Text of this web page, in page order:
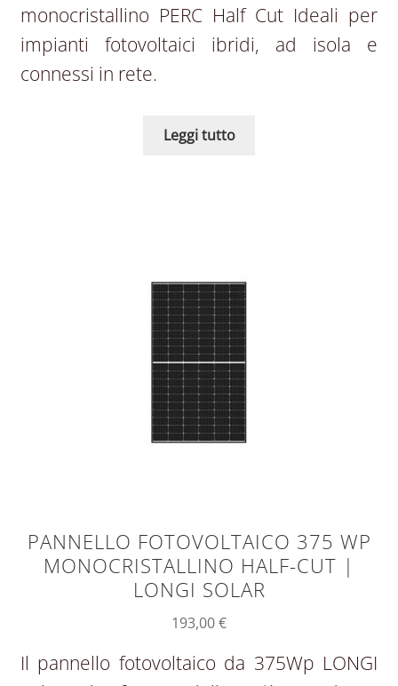
monocristallino PERC Half Cut Ideali per
impianti fotovoltaici ibridi, ad isola e
connessi in rete.
Leggi tutto
PANNELLO FOTOVOLTAICO 375 WP
MONOCRISTALLINO HALF-CUT |
LONGI SOLAR
193,00€
Il pannello fotovoltaico da 375Wp LONGI